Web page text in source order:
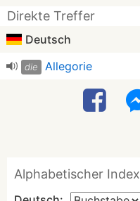
Direkte Treffer
Deutsch
die Allegorie
Alphabetischer Index